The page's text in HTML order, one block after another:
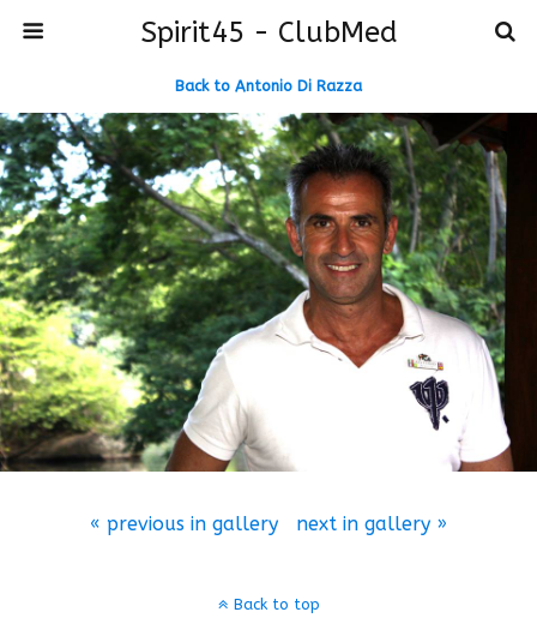
Spirit45 - ClubMed
Back to Antonio Di Razza
« previous in gallery next in gallery »
Back to top